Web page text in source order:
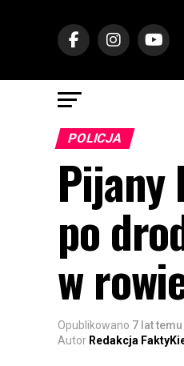
POLICJA
Pijany
po
w
Opublikowano 7 lat temu
Autor Redakcja